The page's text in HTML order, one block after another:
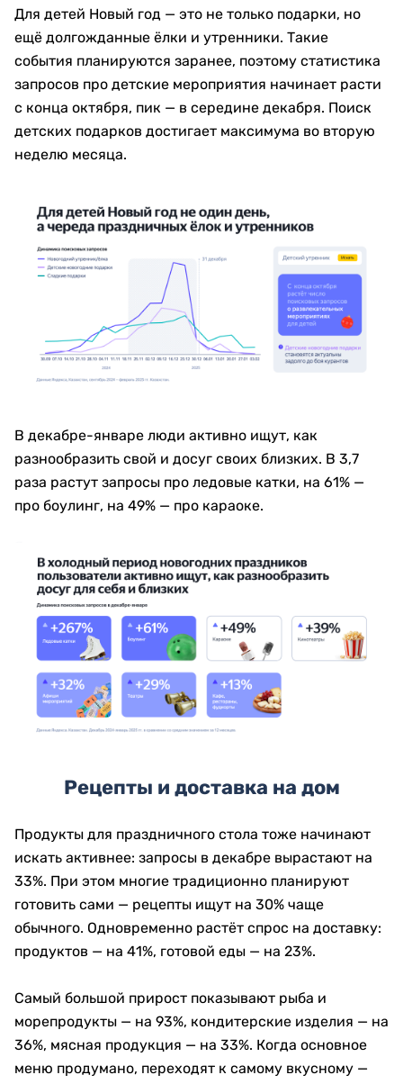
Для детей Новый год — это не только подарки, но
ещё долгожданные ёлки и утренники. Такие
события планируются заранее, поэтому статистика
запросов про детские мероприятия начинает расти
с конца октября, пик — в середине декабря. Поиск
детских подарков достигает максимума во вторую
неделю месяца.
В декабре-январе люди активно ищут, как
разнообразить свой и досуг своих близких. В 3,7
раза растут запросы про ледовые катки, на 61% —
про боулинг, на 49% — про караоке.
Рецепты и доставка на дом
Продукты для праздничного стола тоже начинают
искать активнее: запросы в декабре вырастают на
33%. При этом многие традиционно планируют
готовить сами — рецепты ищут на 30% чаще
обычного. Одновременно растёт спрос на доставку:
продуктов — на 41%, готовой еды — на 23%.
Самый большой прирост показывают рыба и
морепродукты — на 93%, кондитерские изделия — на
36%, мясная продукция — на 33%. Когда основное
меню продумано, переходят к самому вкусному —